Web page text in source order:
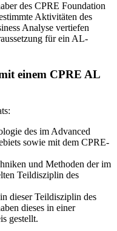
des CPRE Foundation
Aktivitäten des
Analyse vertiefen
für ein AL-
einem CPRE AL
des im Advanced
sowie mit dem CPRE-
und Methoden der im
Teildisziplin des
dieser Teildisziplin des
dieses in einer
gestellt.